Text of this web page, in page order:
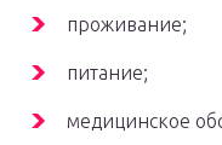
проживание;
питание;
медицинское